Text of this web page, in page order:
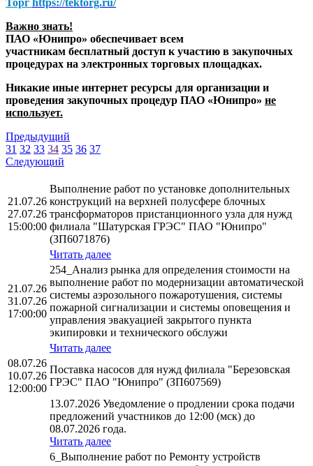
Торг https://tektorg.ru/
Важно знать!
ПАО «Юнипро» обеспечивает всем
участникам бесплатный доступ к участию в закупочных
процедурах на электронных торговых площадках.
Никакие иные интернет ресурсы для организации и
проведения закупочных процедур ПАО «Юнипро» не
использует.
Предыдущий
31 32 33 34 35 36 37
Следующий
21.07.26
27.07.26
15:00:00
Выполнение работ по установке дополнительных
конструкций на верхней полусфере блочных
трансформаторов пристанционного узла для нужд
филиала "Шатурская ГРЭС" ПАО "Юнипро"
(ЗП6071876)
Читать далее
21.07.26
31.07.26
17:00:00
254_Анализ рынка для определения стоимости на
выполнение работ по модернизации автоматической
системы аэрозольного пожаротушения, системы
пожарной сигнализации и системы оповещения и
управления эвакуацией закрытого пункта
экипировки и технического обслужи
Читать далее
08.07.26
10.07.26
12:00:00
Поставка насосов для нужд филиала "Березовская
ГРЭС" ПАО "Юнипро" (ЗП607569)
13.07.2026 Уведомление о продлении срока подачи
предложений участников до 12:00 (мск) до
08.07.2026 года.
Читать далее
6_Выполнение работ по Ремонту устройств